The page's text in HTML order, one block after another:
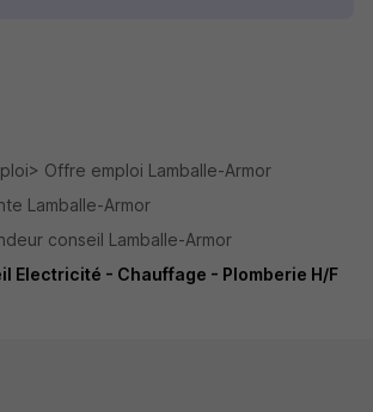
Offre emploi Lamballe-Armor
Lamballe-Armor
conseil Lamballe-Armor
Electricité - Chauffage - Plomberie H/F